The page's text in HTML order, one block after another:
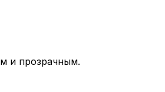
и прозрачным.